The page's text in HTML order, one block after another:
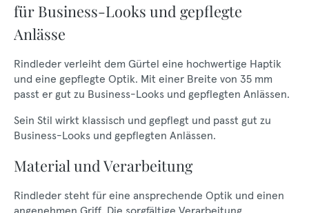
für Business-Looks und gepflegte
Anlässe
Rindleder verleiht dem Gürtel eine hochwertige Haptik
und eine gepflegte Optik. Mit einer Breite von 35 mm
passt er gut zu Business-Looks und gepflegten Anlässen.
Sein Stil wirkt klassisch und gepflegt und passt gut zu
Business-Looks und gepflegten Anlässen.
Material und Verarbeitung
Rindleder steht für eine ansprechende Optik und einen
angenehmen Griff. Die sorgfältige Verarbeitung